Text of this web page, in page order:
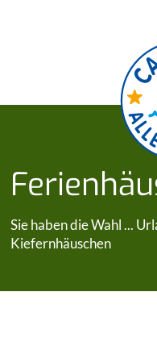
Sie haben die Wahl ...
Kiefernhäuschen